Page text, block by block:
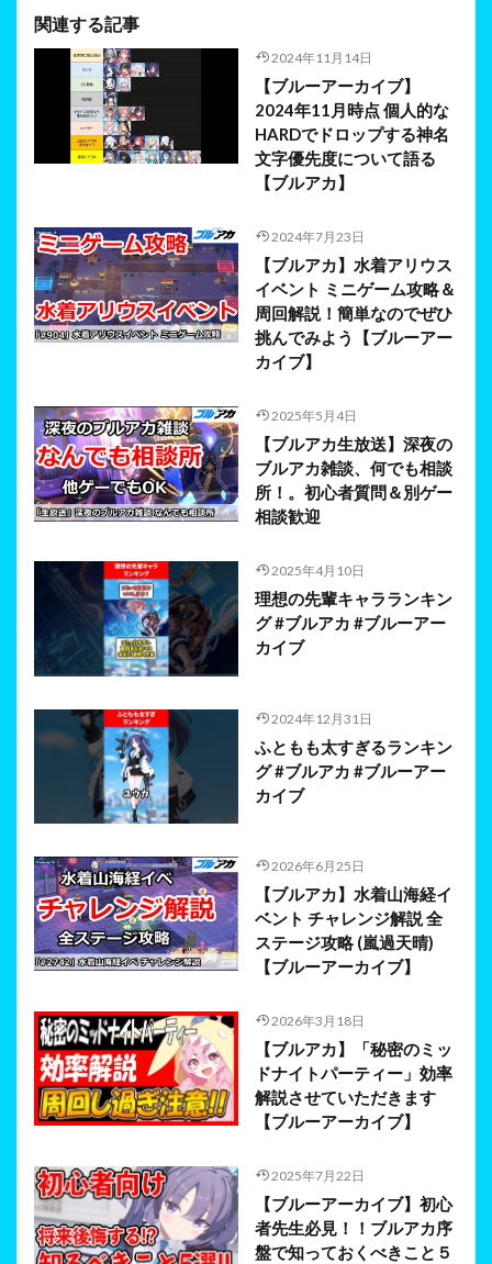
関連する記事
2024年11月14日
【ブルーアーカイブ】
2024年11月時点 個人的な
HARDでドロップする神名
文字優先度について語る
【ブルアカ】
2024年7月23日
【ブルアカ】水着アリウス
イベント ミニゲーム攻略＆
周回解説！簡単なのでぜひ
挑んでみよう【ブルーアー
カイブ】
2025年5月4日
【ブルアカ生放送】深夜の
ブルアカ雑談、何でも相談
所！。初心者質問＆別ゲー
相談歓迎
2025年4月10日
理想の先輩キャラランキン
グ #ブルアカ #ブルーアー
カイブ
2024年12月31日
ふともも太すぎるランキン
グ #ブルアカ #ブルーアー
カイブ
2026年6月25日
【ブルアカ】水着山海経イ
ベント チャレンジ解説 全
ステージ攻略 (嵐過天晴)
【ブルーアーカイブ】
2026年3月18日
【ブルアカ】「秘密のミッ
ドナイトパーティー」効率
解説させていただきます
【ブルーアーカイブ】
2025年7月22日
【ブルーアーカイブ】初心
者先生必見！！ブルアカ序
盤で知っておくべきこと５